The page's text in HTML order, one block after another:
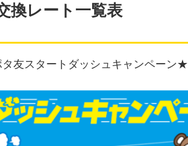
換レート一覧表
友スタートダッシュキャンペーン★